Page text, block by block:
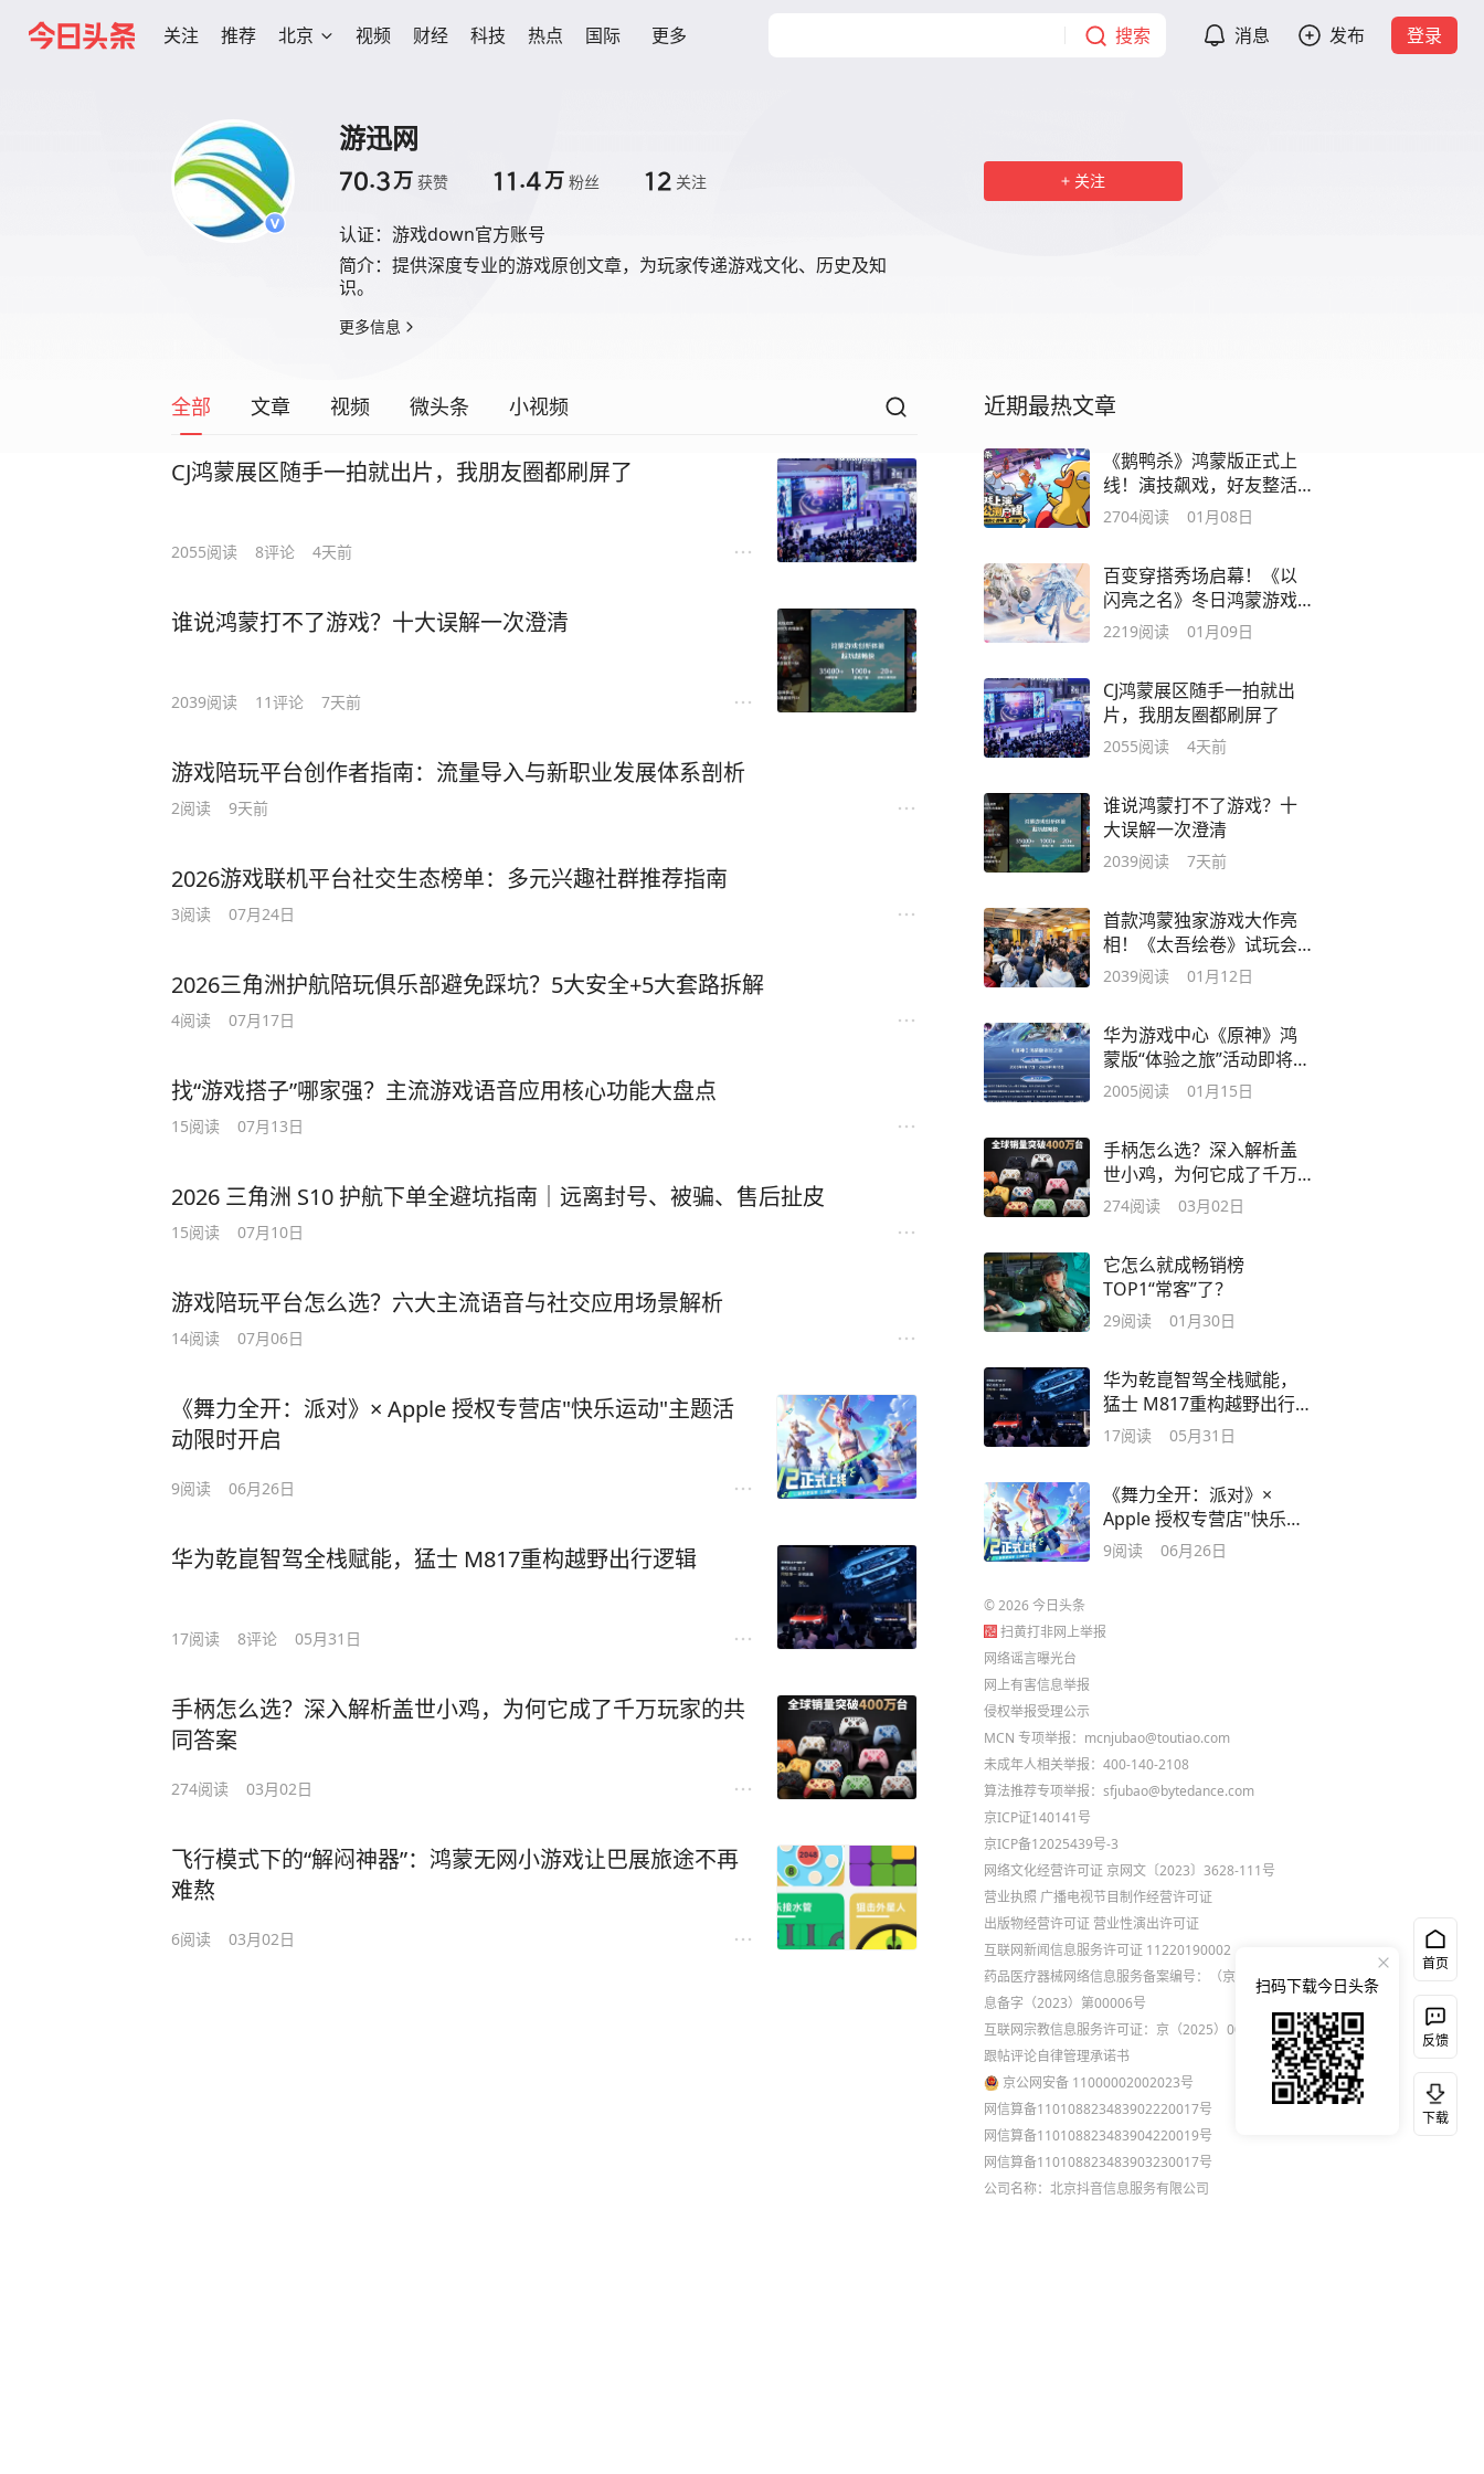
关注 推荐 北京 视频 财经 科技 热点 国际 更多 搜索 消息 发布 登录
游迅网
70.3万 获赞 11.4万 粉丝 12 关注
认证： 游戏down官方账号
简介： 提供深度专业的游戏原创文章，为玩家传递游戏文化、历史及知
识。
更多信息
关注
全部 文章 视频 微头条 小视频
CJ鸿蒙展区随手一拍就出片，我朋友圈都刷屏了
2055阅读 8评论 4天前
谁说鸿蒙打不了游戏？十大误解一次澄清
2039阅读 11评论 7天前
游戏陪玩平台创作者指南：流量导入与新职业发展体系剖析
2阅读 9天前
2026游戏联机平台社交生态榜单：多元兴趣社群推荐指南
3阅读 07月24日
2026三角洲护航陪玩俱乐部避免踩坑？5大安全+5大套路拆解
4阅读 07月17日
找“游戏搭子”哪家强？主流游戏语音应用核心功能大盘点
15阅读 07月13日
2026 三角洲 S10 护航下单全避坑指南｜远离封号、被骗、售后扯皮
15阅读 07月10日
游戏陪玩平台怎么选？六大主流语音与社交应用场景解析
14阅读 07月06日
《舞力全开：派对》× Apple 授权专营店"快乐运动"主题活
动限时开启
9阅读 06月26日
华为乾崑智驾全栈赋能，猛士 M817重构越野出行逻辑
17阅读 8评论 05月31日
手柄怎么选？深入解析盖世小鸡，为何它成了千万玩家的共
同答案
274阅读 03月02日
飞行模式下的“解闷神器”：鸿蒙无网小游戏让巴展旅途不再
难熬
6阅读 03月02日
近期最热文章
《鹅鸭杀》鸿蒙版正式上
线！演技飙戏，好友整活
无界限
2704阅读 01月08日
百变穿搭秀场启幕！《以
闪亮之名》冬日鸿蒙游戏
节解锁高光之旅
2219阅读 01月09日
CJ鸿蒙展区随手一拍就出
片，我朋友圈都刷屏了
2055阅读 4天前
谁说鸿蒙打不了游戏？十
大误解一次澄清
2039阅读 7天前
首款鸿蒙独家游戏大作亮
相！《太吾绘卷》试玩会
燃动上海
2039阅读 01月12日
华为游戏中心《原神》鸿
蒙版“体验之旅”活动即将开
启！
2005阅读 01月15日
手柄怎么选？深入解析盖
世小鸡，为何它成了千万
玩家的共同答案
274阅读 03月02日
它怎么就成畅销榜
TOP1“常客”了？
29阅读 01月30日
华为乾崑智驾全栈赋能，
猛士 M817重构越野出行逻
辑
17阅读 05月31日
《舞力全开：派对》×
Apple 授权专营店"快乐运
动"主题活动限时开启
9阅读 06月26日
©2026今日头条
扫黄打非网上举报
网络谣言曝光台
网上有害信息举报
侵权举报受理公示
MCN 专项举报：mcnjubao@toutiao.com
未成年人相关举报：400-140-2108
算法推荐专项举报：sfjubao@bytedance.com
京ICP证140141号
京ICP备12025439号-3
网络文化经营许可证 京网文〔2023〕3628-111号
营业执照 广播电视节目制作经营许可证
出版物经营许可证 营业性演出许可证
互联网新闻信息服务许可证 11220190002
药品医疗器械网络信息服务备案编号：（京）网药械信
息备字（2023）第00006号
互联网宗教信息服务许可证：京（2025）0000021
跟帖评论自律管理承诺书
京公网安备 11000002002023号
网信算备110108823483902220017号
网信算备110108823483904220019号
网信算备110108823483903230017号
公司名称：北京抖音信息服务有限公司
首页
反馈
下载
扫码下载今日头条